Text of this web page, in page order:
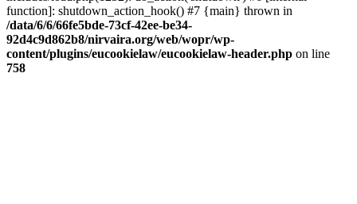
function]: shutdown_action_hook() #7 {main} thrown in
/data/6/6/66fe5bde-73cf-42ee-be34-
92d4c9d862b8/nirvaira.org/web/wopr/wp-
content/plugins/eucookielaw/eucookielaw-header.php on line
758